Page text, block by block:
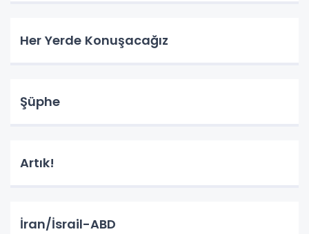
Her Yerde Konuşacağız
Şüphe
Artık!
İran/İsrail-ABD